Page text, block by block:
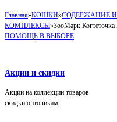
Главная»КОШКИ»СОДЕРЖАНИЕ
КОМПЛЕКСЫ»ЗооМарк
ПОМОЩЬ В ВЫБОРЕ
Акции и скидки
Акции на коллекции товаров
скидки оптовикам